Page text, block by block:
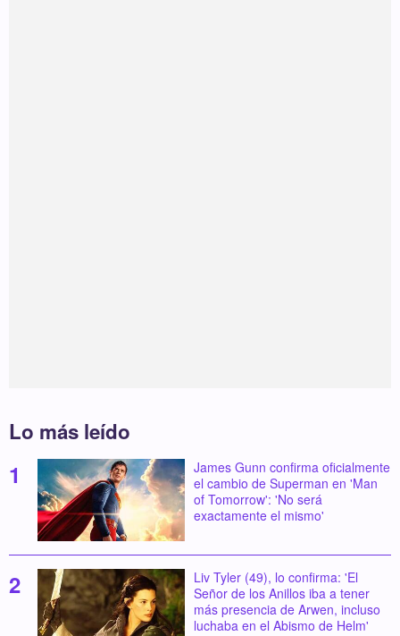
Lo más leído
James Gunn confirma oficialmente
el cambio de Superman en 'Man
of Tomorrow': 'No será
exactamente el mismo'
Liv Tyler (49), lo confirma: 'El
Señor de los Anillos iba a tener
más presencia de Arwen, incluso
luchaba en el Abismo de Helm'